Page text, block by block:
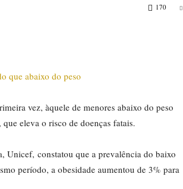
170
vez, àquele de menores abaixo do peso
eleva o risco de doenças fatais.
Unicef, constatou que a prevalência do baixo
período, a obesidade aumentou de 3% para